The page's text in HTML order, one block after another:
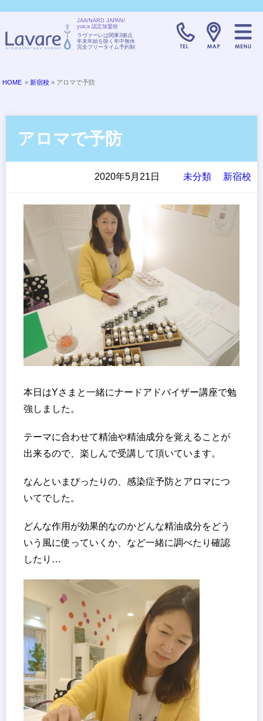
JAA/NARD JAPAN/
yuica 認定加盟校
ラヴァーレは関東3拠点
年末年始を除く年中無休
完全フリータイム予約制
TELL:0120-
HOME » 新宿校 » アロマで予防
アロマで予防
新宿校
未分類
2020年5月21日
本日はYさまと一緒にナードアドバイザー講座で勉
強しました。
テーマに合わせて精油や精油成分を覚えることが
出来るので、楽しんで受講して頂いています。
なんといまぴったりの、感染症予防とアロマにつ
いてでした。
どんな作用が効果的なのかどんな精油成分をどう
いう風に使っていくか、など一緒に調べたり確認
したり…